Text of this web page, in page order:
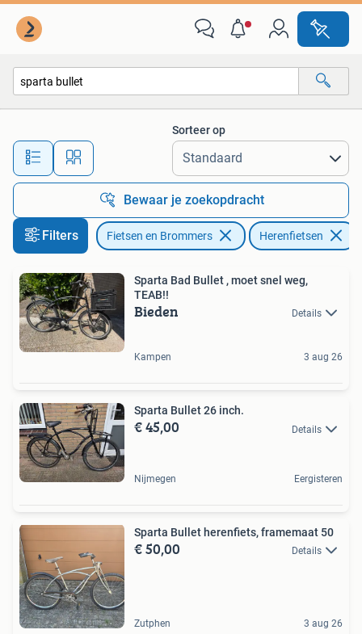
Alle afstanden…
Sorteer op
Bewaar je zoekopdracht
Filters Fietsen en Brommers Herenfietsen
Sparta Bad Bullet , moet snel weg,
TEAB!!
Bieden Details
Kampen 3 aug 26
Sparta Bullet 26 inch.
€ 45,00 Details
Nijmegen Eergisteren
Sparta Bullet herenfiets, framemaat 50
€ 50,00 Details
Zutphen 3 aug 26